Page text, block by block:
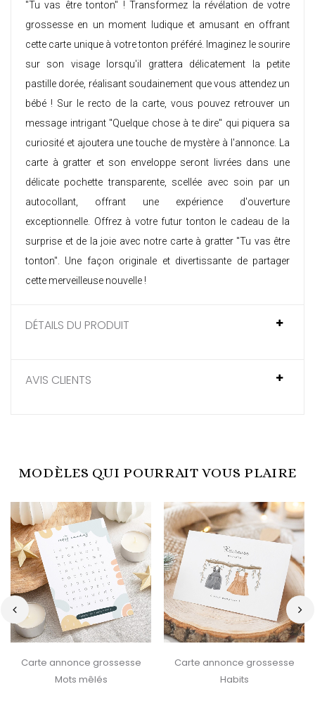
"Tu vas être tonton" ! Transformez la révélation de votre
grossesse en un moment ludique et amusant en offrant
cette carte unique à votre tonton préféré. Imaginez le sourire
sur son visage lorsqu'il grattera délicatement la petite
pastille dorée, réalisant soudainement que vous attendez un
bébé ! Sur le recto de la carte, vous pouvez retrouver un
message intrigant "Quelque chose à te dire" qui piquera sa
curiosité et ajoutera une touche de mystère à l'annonce. La
carte à gratter et son enveloppe seront livrées dans une
délicate pochette transparente, scellée avec soin par un
autocollant, offrant une expérience d'ouverture
exceptionnelle. Offrez à votre futur tonton le cadeau de la
surprise et de la joie avec notre carte à gratter "Tu vas être
tonton". Une façon originale et divertissante de partager
cette merveilleuse nouvelle !
DÉTAILS DU PRODUIT
AVIS CLIENTS
MODÈLES QUI POURRAIT VOUS PLAIRE
Carte annonce grossesse
Mots mêlés
Carte annonce grossesse
Habits
‹ ›